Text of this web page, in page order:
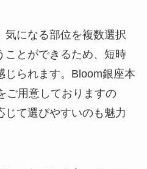
気になる部位を複数選択
ことができるため、短時
じられます。Bloom銀座本
ご用意しておりますの
じて選びやすいのも魅力